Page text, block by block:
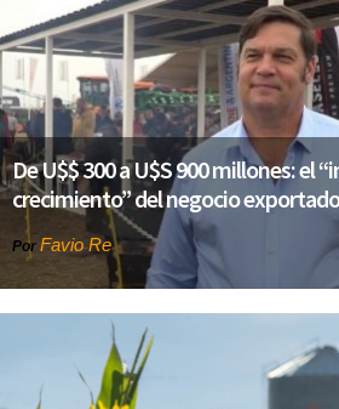
De U$$ 300 a U$S 900 millones: el
crecimiento” del negocio
Por Favio Re